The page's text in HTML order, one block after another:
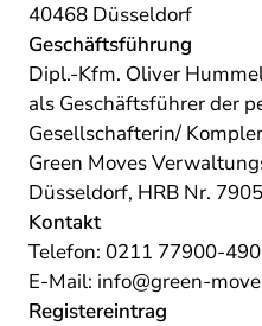
40468 Düsseldorf
Geschäftsführung
Dipl.-Kfm. Oliver
als Geschäftsführer der
Gesellschafterin/
Green Moves
Düsseldorf, HRB Nr.
Kontakt
Telefon: 0211 77900-490
E-Mail: info@green-
Registereintrag